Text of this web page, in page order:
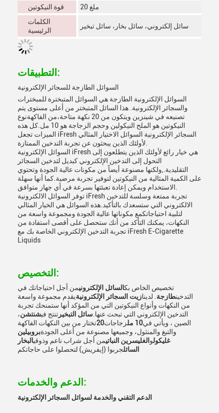
قوة النيكوتين
20 ملغ
الكلمات
الرئيسية
سائل إلكتروني، سائل بخار، سائل تبخير
التطبيقات:
السوائل الطازجة للسجائر الإلكترونية
السوائل الإلكترونية الطازجة هي السوائل المتبخترة للمبخترات
والسجائر الإلكترونية. هذا السائل المتبختر من أعلى مستوى يتم
تصنيعه في شينزين ويتكون من 20 نكهة متاحة،من الفاكهةنوع
النيكوتين هو الملح النيكولين وحجم الزجاجة هو 10 مل.كل هذه
الميزات تجعل iFresh السجائر الإلكترونية السوائل الاختيار المثالي
السوائل الإلكترونية iFresh هي خيار رائع لأولئك الذين يتطلعون إلى
التحول إلى التدخين الإلكتروني كبديل لتدخين السجائر
التقليدية.,ولكنها مصنوعة أيضاً من مكونات عالية الجودة وتحتوي
على الكمية المثالية من النيكوتين لتوفير تجربة مرضية.كما أنها سهلة
توفر السوائل الالكترونية iFresh تجربة ممتعة وسلسة للتدخين
الالكتروني التي ستسعدك بالتأكيد.هذه السوائل هي الخيار المثالي
لتلبية احتياجاتكمع مكوناتها عالية الجودة ومجموعة واسعة من
النكهات، يمكنك التأكد من أنك ستحصل على أقصى استفادة من
تجربة التدخين الإلكتروني الخاصة بك مع iFresh E-Cigarette
Liquids
التخصيص:
تخصيص الخاص بكالسائل الإلكترونيمن أجل احتياجاتك في
التدخينطازجة . لدينازيت السجائر الإلكترونيةيقدم مجموعة واسعة
من النكهات وأنواع النيكوتين التي من المؤكد أنها ستمنحك تجربة
التدخين الإلكتروني التي تبحث عنها. سائل التبخير تنتج فيشنتشن،
الصين ، ويأتي في10 مل زجاجات20تختار من بين النكهات الفاكهة
والتبغ والمنثول، وجميعها مصنوعة من أعلى الجودةبروبيلين
غليكولو الغليسرين النباتيمن أجل شراب ناعم وذوقيالبخار
السائلجربوا (إيفريش) لتحصلوا على حاجاتكم
الدعم والخدمات:
الدعم التقني والخدمة لسوائل السجائر الإلكترونية